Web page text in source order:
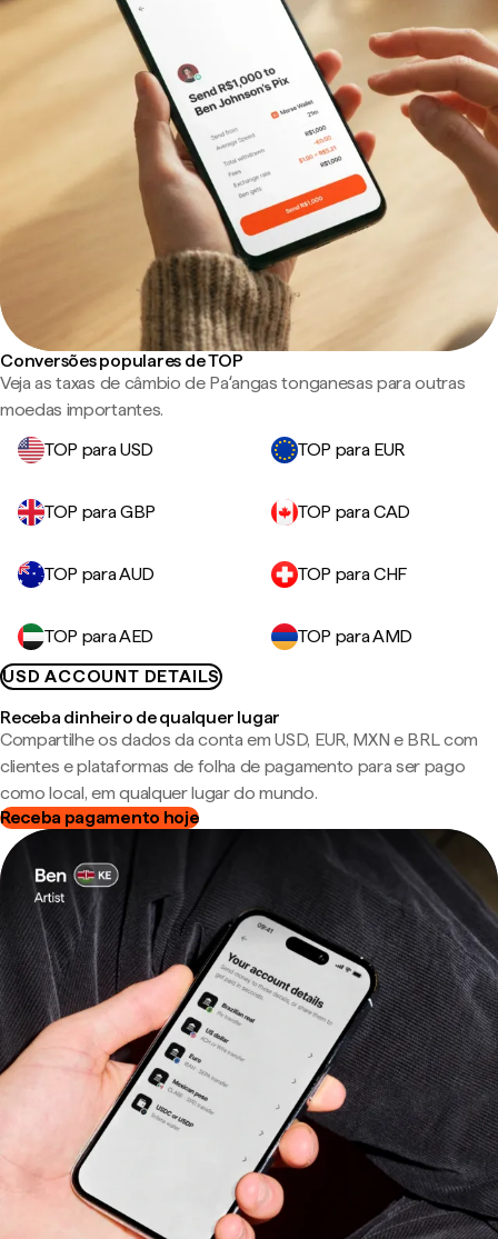
Conversões populares de TOP
Veja as taxas de câmbio de Paʻangas tonganesas para outras
moedas importantes.
TOP para USD
TOP para EUR
TOP para GBP TOP para CAD
TOP para AUD TOP para CHF
TOP para AED
TOP para AMD
USD ACCOUNT DETAILS
Receba dinheiro de qualquer lugar
Compartilhe os dados da conta em USD, EUR, MXN e BRL com
clientes e plataformas de folha de pagamento para ser pago
como local, em qualquer lugar do mundo.
Receba pagamento hoje